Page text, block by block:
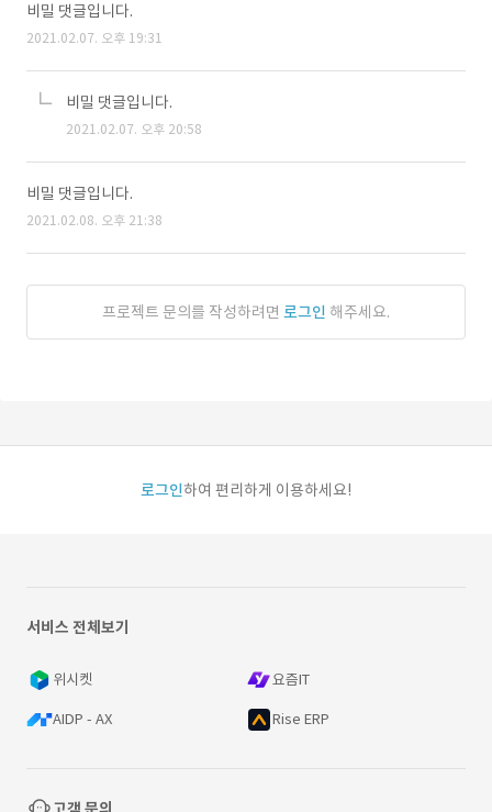
비밀 댓글입니다.
2021.02.07. 오후 19:31
비밀 댓글입니다.
2021.02.07. 오후 20:58
비밀 댓글입니다.
2021.02.08. 오후 21:38
프로젝트 문의를 작성하려면 로그인 해주세요.
로그인하여 편리하게 이용하세요!
서비스 전체보기
위시켓 요즘IT
AIDP - AX Rise ERP